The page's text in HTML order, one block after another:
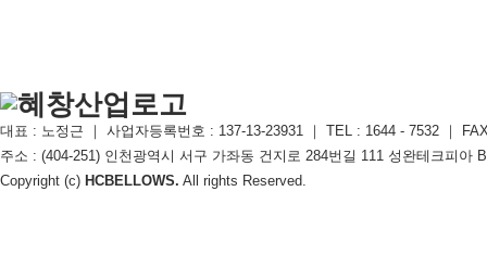
대표 : 노정근 ｜ 사업자등록번호 : 137-13-23931 ｜ TEL : 1644 - 7532 ｜
주소 : (404-251) 인천광역시 서구 가좌동 건지로 284번길 111 성완테크피아
Copyright (c) HCBELLOWS. All rights Reserved.